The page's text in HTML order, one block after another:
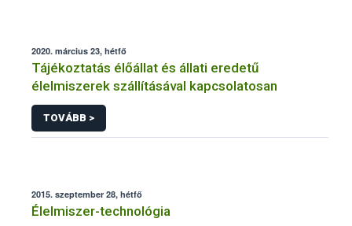
2020. március 23, hétfő
Tájékoztatás élőállat és állati eredetű
élelmiszerek szállításával kapcsolatosan
TOVÁBB >
2015. szeptember 28, hétfő
Élelmiszer-technológia